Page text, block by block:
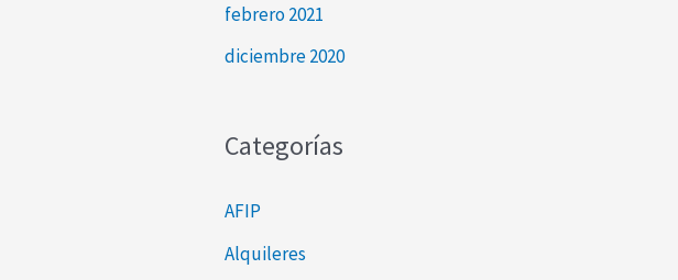
febrero 2021
diciembre 2020
Categorías
AFIP
Alquileres